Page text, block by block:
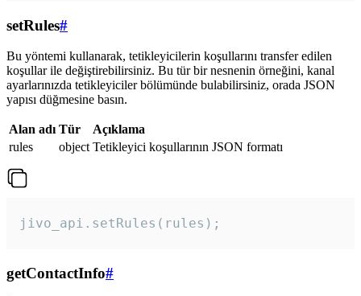
setRules#
Bu yöntemi kullanarak, tetikleyicilerin koşullarını transfer edilen
koşullar ile değiştirebilirsiniz. Bu tür bir nesnenin örneğini, kanal
ayarlarınızda tetikleyiciler bölümünde bulabilirsiniz, orada JSON
yapısı düğmesine basın.
Alan adı Tür
Açıklama
rules
object Tetikleyici koşullarının JSON formatı
jivo_api.setRules(rules);
getContactInfo#